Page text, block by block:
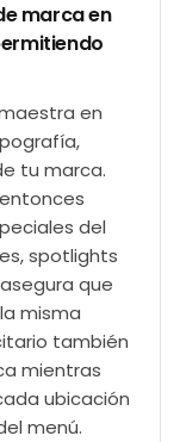
marca en
en
tu marca.
del
spotlights
que
misma
también
mientras
ubicación
menú.